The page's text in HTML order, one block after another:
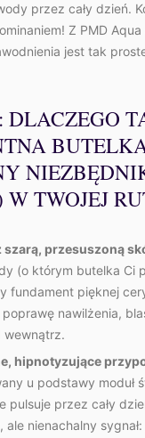
przez cały dzień.
Z PMD
jest tak
DLACZEGO
TWOJEJ
szarą, przesuszoną
(o którym butelka Ci
fundament pięknej
nawilżenia,
wewnątrz.
hipnotyzujące
u podstawy moduł
pulsuje przez cały
ale nienachalny sygnał: